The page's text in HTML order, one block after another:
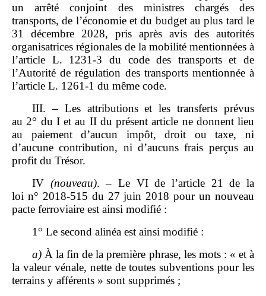
un arrêté conjoint des ministres chargés des
transports, de l’économie et du budget au plus tard le
31 décembre 2028, pris après avis des autorités
organisatrices régionales de la mobilité mentionnées à
l’article L. 1231‑3 du code des transports et de
l’Autorité de régulation des transports mentionnée à
l’article L. 1261‑1 du même code.
III. – Les attributions et les transferts prévus
au 2° du I et au II du présent article ne donnent lieu
au paiement d’aucun impôt, droit ou taxe, ni
d’aucune contribution, ni d’aucuns frais perçus au
profit du Trésor.
IV (nouveau). – Le VI de l’article 21 de la
loi n° 2018‑515 du 27 juin 2018 pour un nouveau
pacte ferroviaire est ainsi modifié :
1° Le second alinéa est ainsi modifié :
a) À la fin de la première phrase, les mots : « et à
la valeur vénale, nette de toutes subventions pour les
terrains y afférents » sont supprimés ;